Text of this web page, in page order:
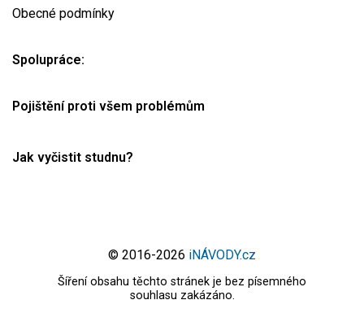
Obecné podmínky
Spolupráce:
Pojištění proti všem problémům
Jak vyčistit studnu?
© 2016-2026 iNÁVODY.cz
Šíření obsahu těchto stránek je bez písemného
souhlasu zakázáno.